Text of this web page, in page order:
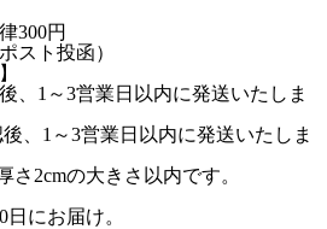
300円
スト投函）
1～3営業日以内に発送いたしま
、1～3営業日以内に発送いたしま
2cmの大きさ以内です。
にお届け。